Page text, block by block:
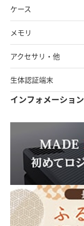
ケース
メモリ
アクセサリ・他
生体認証端末
インフォメーション